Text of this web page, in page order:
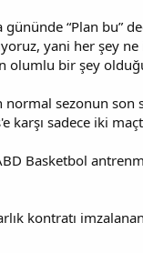
“Plan bu”
yani her şey
olumlu bir şey
normal sezonun
karşı sadece iki
Basketbol
kontratı